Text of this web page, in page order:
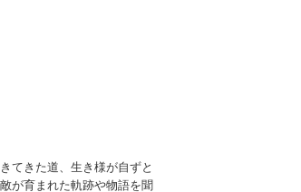
てきた道、生き様が自ずと
が育まれた軌跡や物語を聞